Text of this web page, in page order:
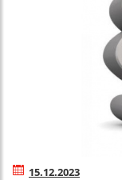
15.12.2023